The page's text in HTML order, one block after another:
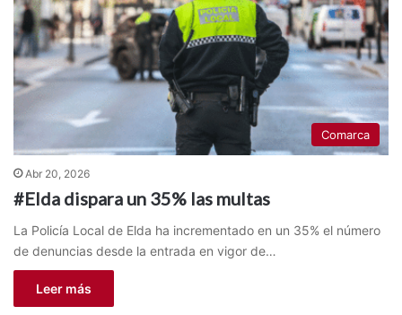
Comarca
Abr 20, 2026
#Elda dispara un 35% las multas
La Policía Local de Elda ha incrementado en un 35% el número
de denuncias desde la entrada en vigor de…
Leer más